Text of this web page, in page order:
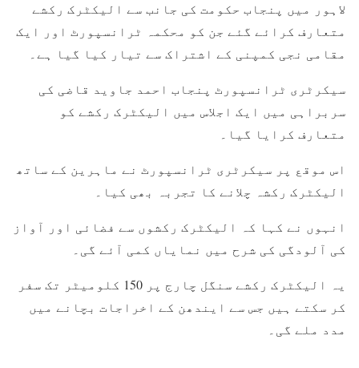
لاہور میں پنجاب حکومت کی جانب سے الیکٹرک رکشے
متعارف کرائے گئے جن کو محکمہ ٹرانسپورٹ اور ایک
مقامی نجی کمپنی کے اشتراک سے تیار کیا گیا ہے۔
سیکرٹری ٹرانسپورٹ پنجاب احمد جاوید قاضی کی
سربراہی میں ایک اجلاس میں الیکٹرک رکشے کو
متعارف کرایا گیا۔
اس موقع پر سیکرٹری ٹرانسپورٹ نے ماہرین کے ساتھ
الیکٹرک رکشہ چلانے کا تجربہ بھی کیا۔
انہوں نے کہا کہ الیکٹرک رکشوں سے فضائی اور آواز
کی آلودگی کی شرح میں نمایاں کمی آئے گی۔
یہ الیکٹرک رکشے سنگل چارج پر 150 کلومیٹر تک سفر
کر سکتے ہیں جس سے ایندھن کے اخراجات بچانے میں
مدد ملے گی۔